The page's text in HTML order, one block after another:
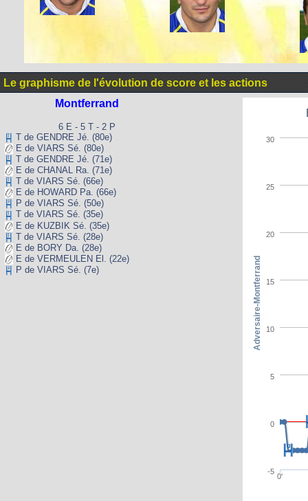
Le graphisme de l'évolution de score et les actions
Montferrand
6 E - 5 T - 2 P
T de GENDRE Jé. (80e)
E de VIARS Sé. (80e)
T de GENDRE Jé. (71e)
E de CHANAL Ra. (71e)
T de VIARS Sé. (66e)
E de HOWARD Pa. (66e)
P de VIARS Sé. (50e)
T de VIARS Sé. (35e)
E de KUZBIK Sé. (35e)
T de VIARS Sé. (28e)
E de BORY Da. (28e)
E de VERMEULEN El. (22e)
P de VIARS Sé. (7e)
0'
-5
0
5
10
15
20
25
30
Adversaire-Montferrand